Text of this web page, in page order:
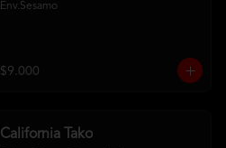
Env.Sesamo
$9.000
California Tako